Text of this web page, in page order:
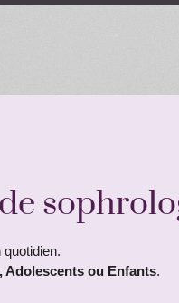
Adolescents ou Enfants.